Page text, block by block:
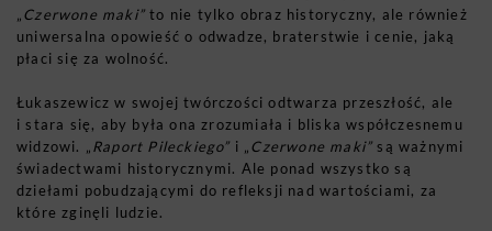
„Czerwone maki” to nie tylko obraz historyczny, ale również
uniwersalna opowieść o odwadze, braterstwie i cenie, jaką
płaci się za wolność.
Łukaszewicz w swojej twórczości odtwarza przeszłość, ale
i stara się, aby była ona zrozumiała i bliska współczesnemu
widzowi. „Raport Pileckiego” i „Czerwone maki” są ważnymi
świadectwami historycznymi. Ale ponad wszystko są
dziełami pobudzającymi do refleksji nad wartościami, za
które zginęli ludzie.